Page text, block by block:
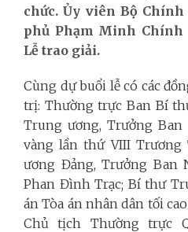
chức.Ủy viên Bộ
phủ Phạm Minh Chính
Lễ trao giải.
Cùng dự buổi lễ có các
trị: Thường trực Ban Bí
Trung ương, Trưởng Ban
vàng lần thứ VIII
ương Đảng, Trưởng Ban
Phan Đình Trạc; Bí thư
án Tòa án nhân dân tối
Chủ tịch Thường trực